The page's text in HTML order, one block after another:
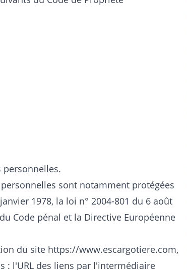
personnelles.
personnelles sont notamment protégées
1978, la loi n° 2004-801 du 6 août
Code pénal et la Directive Européenne
du site https://www.escargotiere.com,
: l'URL des liens par l'intermédiaire